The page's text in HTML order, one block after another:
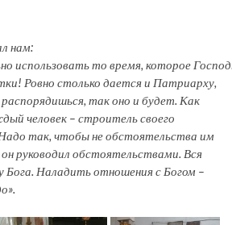
нам:
использовать то время, которое
Ровно столько дается и Патриарху,
так оно и будет. Как
человек – строитель своего
так, чтобы не обстоятельства им
руководил обстоятельствами. Вся
Бога. Наладить отношения с Богом –